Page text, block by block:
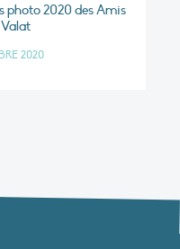
photo 2020 des Amis
2020